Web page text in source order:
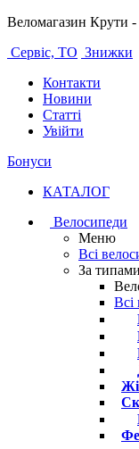
Веломагазин Крути -
Сервіс, ТО Знижки
Контакти
Новини
Статті
Увійти
Бонуси
КАТАЛОГ
Велосипеди
Меню
Всі
За типами
Всі